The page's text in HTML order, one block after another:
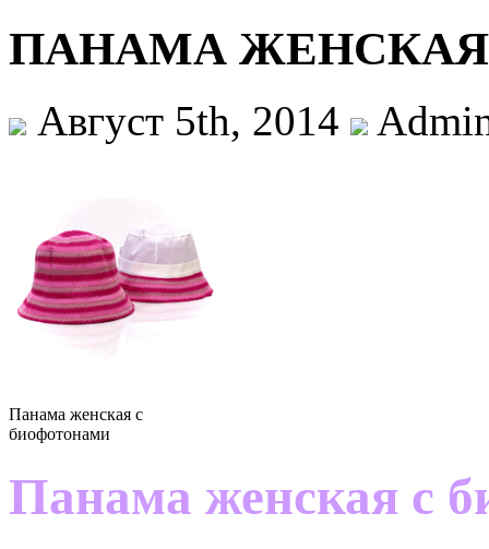
ПАНАМА
Август 5th, 2014
Панама женская c
биофотонами
Панама женская c